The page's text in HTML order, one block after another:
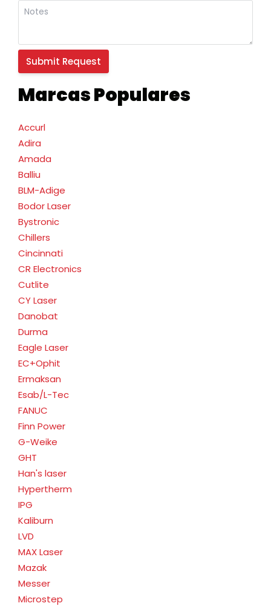
Marcas Populares
Accurl
Adira
Amada
Balliu
BLM-Adige
Bodor Laser
Bystronic
Chillers
Cincinnati
CR Electronics
Cutlite
CY Laser
Danobat
Durma
Eagle Laser
EC+Ophit
Ermaksan
Esab/L-Tec
FANUC
Finn Power
G-Weike
GHT
Han's laser
Hypertherm
IPG
Kaliburn
LVD
MAX Laser
Mazak
Messer
Microstep